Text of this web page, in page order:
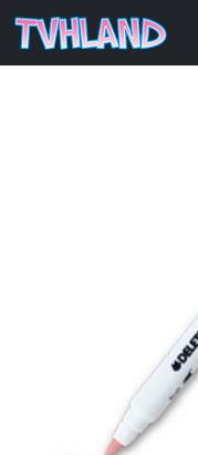
Neopiko-